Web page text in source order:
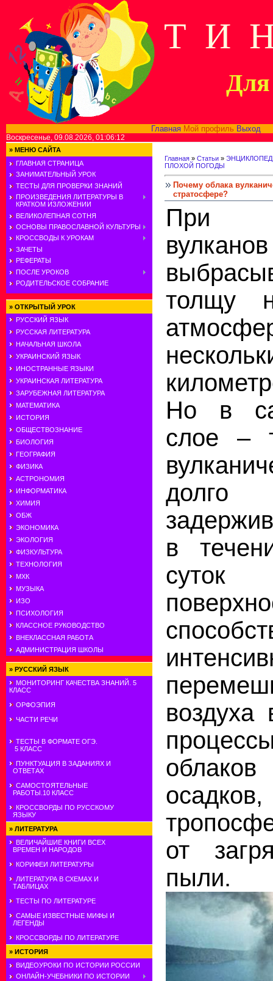
Т И
Для
Главная Мой профиль Выход
Воскресенье, 09.08.2026, 01:06:12
» МЕНЮ САЙТА
ГЛАВНАЯ СТРАНИЦА
ЗАНИМАТЕЛЬНЫЙ УРОК
ТЕСТЫ ДЛЯ ПРОВЕРКИ ЗНАНИЙ
ПРОИЗВЕДЕНИЯ ЛИТЕРАТУРЫ В
КРАТКОМ ИЗЛОЖЕНИИ
ВЕЛИКОЛЕПНАЯ СОТНЯ
ОСНОВЫ ПРАВОСЛАВНОЙ КУЛЬТУРЫ
КРОССВОДЫ К УРОКАМ
ЗАЧЕТЫ
РЕФЕРАТЫ
ПОСЛЕ УРОКОВ
РОДИТЕЛЬСКОЕ СОБРАНИЕ
» ОТКРЫТЫЙ УРОК
РУССКИЙ ЯЗЫК
РУССКАЯ ЛИТЕРАТУРА
НАЧАЛЬНАЯ ШКОЛА
УКРАИНСКИЙ ЯЗЫК
ИНОСТРАННЫЕ ЯЗЫКИ
УКРАИНСКАЯ ЛИТЕРАТУРА
ЗАРУБЕЖНАЯ ЛИТЕРАТУРА
МАТЕМАТИКА
ИСТОРИЯ
ОБЩЕСТВОЗНАНИЕ
БИОЛОГИЯ
ГЕОГРАФИЯ
ФИЗИКА
АСТРОНОМИЯ
ИНФОРМАТИКА
ХИМИЯ
ОБЖ
ЭКОНОМИКА
ЭКОЛОГИЯ
ФИЗКУЛЬТУРА
ТЕХНОЛОГИЯ
МХК
МУЗЫКА
ИЗО
ПСИХОЛОГИЯ
КЛАССНОЕ РУКОВОДСТВО
ВНЕКЛАССНАЯ РАБОТА
АДМИНИСТРАЦИЯ ШКОЛЫ
» РУССКИЙ ЯЗЫК
МОНИТОРИНГ КАЧЕСТВА ЗНАНИЙ. 5
КЛАСС
ОРФОЭПИЯ
ЧАСТИ РЕЧИ
ТЕСТЫ В ФОРМАТЕ ОГЭ.
5 КЛАСС
ПУНКТУАЦИЯ В ЗАДАНИЯХ И
ОТВЕТАХ
САМОСТОЯТЕЛЬНЫЕ
РАБОТЫ.10 КЛАСС
КРОССВОРДЫ ПО РУССКОМУ
ЯЗЫКУ
» ЛИТЕРАТУРА
ВЕЛИЧАЙШИЕ КНИГИ ВСЕХ
ВРЕМЕН И НАРОДОВ
КОРИФЕИ ЛИТЕРАТУРЫ
ЛИТЕРАТУРА В СХЕМАХ И
ТАБЛИЦАХ
ТЕСТЫ ПО ЛИТЕРАТУРЕ
САМЫЕ ИЗВЕСТНЫЕ МИФЫ И
ЛЕГЕНДЫ
КРОССВОРДЫ ПО ЛИТЕРАТУРЕ
» ИСТОРИЯ
ВИДЕОУРОКИ ПО ИСТОРИИ РОССИИ
ОНЛАЙН-УЧЕБНИКИ ПО ИСТОРИИ
Главная » Статьи »
ПЛОХОЙ ПОГОДЫ
Почему облака
стратосфере?
При
толщу
Но в
слое –
в
суток
воздуха
от
пыли.